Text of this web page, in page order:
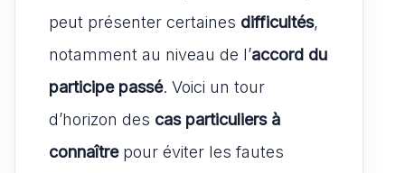
peut présenter certaines difficultés,
notamment au niveau de l’accord du
participe passé. Voici un tour
d’horizon des cas particuliers à
connaîtrepour éviter les fautes